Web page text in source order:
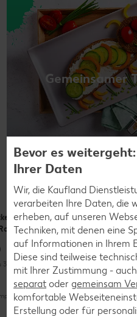
Gemeinsamer
Der perfekte Snack für die
Brotdose & Co.
30 Minuten
Zuckerarme
Apfelmus-
Muffins
Bis zu 60 Minuten
Unkompliziert
Bevor es
Ihrer Daten
Wir, die Kaufland
verarbeiten Ihre Daten, die
erheben, auf unseren
Techniken, mit denen eine
auf Informationen in Ihrem
Diese sind teilweise
mit Ihrer Zustimmung -
separat oder gemeinsam
komfortable
Erstellung oder für